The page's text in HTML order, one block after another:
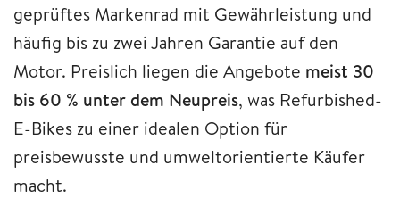
geprüftes Markenrad mit Gewährleistung und
häufig bis zu zwei Jahren Garantie auf den
Motor. Preislich liegen die Angebote meist 30
bis 60 % unter dem Neupreis, was Refurbished-
E-Bikes zu einer idealen Option für
preisbewusste und umweltorientierte Käufer
macht.